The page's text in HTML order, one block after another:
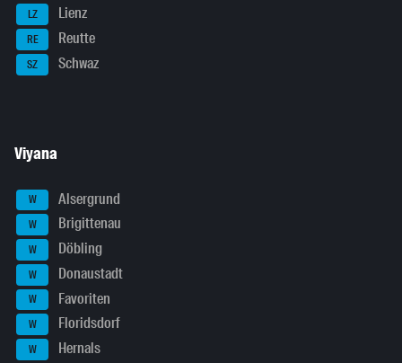
LZ Lienz
RE Reutte
SZ Schwaz
Viyana
W Alsergrund
W Brigittenau
W Döbling
W Donaustadt
W Favoriten
W Floridsdorf
W Hernals